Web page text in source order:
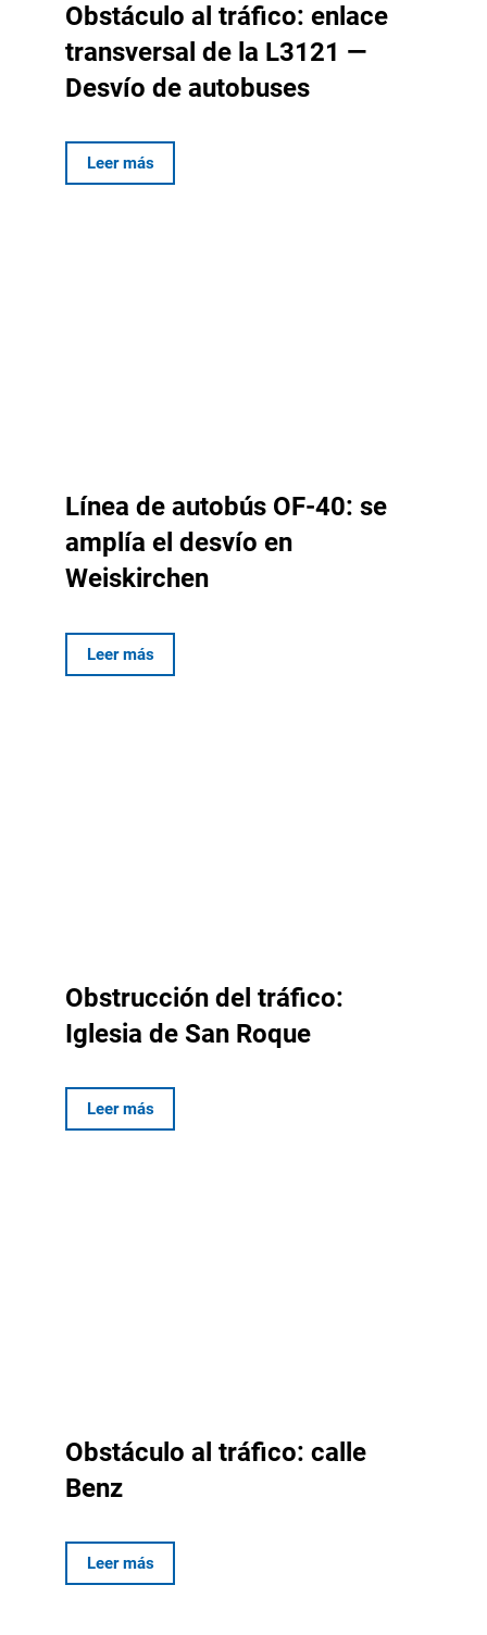
Obstáculo al tráfico: enlace
transversal de la L3121 —
Desvío de autobuses
Leer más
Línea de autobús OF-40: se
amplía el desvío en
Weiskirchen
Leer más
Obstrucción del tráfico:
Iglesia de San Roque
Leer más
Obstáculo al tráfico: calle
Benz
Leer más